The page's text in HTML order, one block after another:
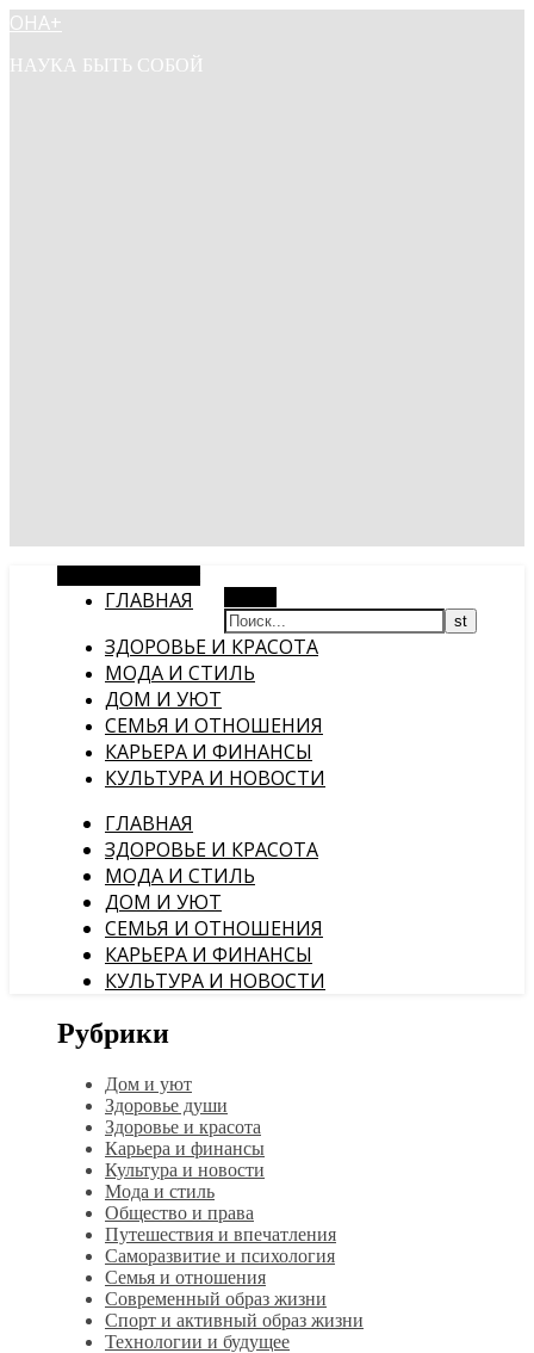
ОНА+
НАУКА БЫТЬ СОБОЙ
ГЛАВНАЯ
ЗДОРОВЬЕ И КРАСОТА
МОДА И СТИЛЬ
ДОМ И УЮТ
СЕМЬЯ И ОТНОШЕНИЯ
КАРЬЕРА И ФИНАНСЫ
КУЛЬТУРА И НОВОСТИ
ГЛАВНАЯ
ЗДОРОВЬЕ И КРАСОТА
МОДА И СТИЛЬ
ДОМ И УЮТ
СЕМЬЯ И ОТНОШЕНИЯ
КАРЬЕРА И ФИНАНСЫ
КУЛЬТУРА И НОВОСТИ
Рубрики
Дом и уют
Здоровье души
Здоровье и красота
Карьера и финансы
Культура и новости
Мода и стиль
Общество и права
Путешествия и впечатления
Саморазвитие и психология
Семья и отношения
Современный образ жизни
Спорт и активный образ жизни
Технологии и будущее